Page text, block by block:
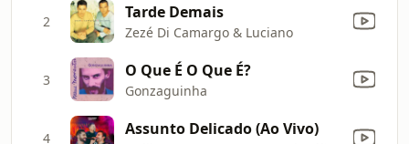
2 Tarde Demais
Zezé Di Camargo & Luciano
3 O Que É O Que É?
Gonzaguinha
4 Assunto Delicado (Ao Vivo)